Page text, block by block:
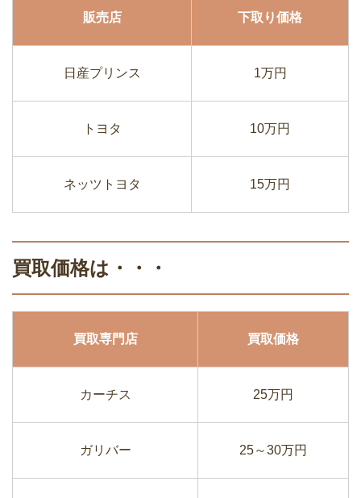
販売店 下取り価格
日産プリンス 1万円
トヨタ 10万円
ネッツトヨタ 15万円
買取価格は・・・
買取専門店 買取価格
カーチス 25万円
ガリバー 25～30万円